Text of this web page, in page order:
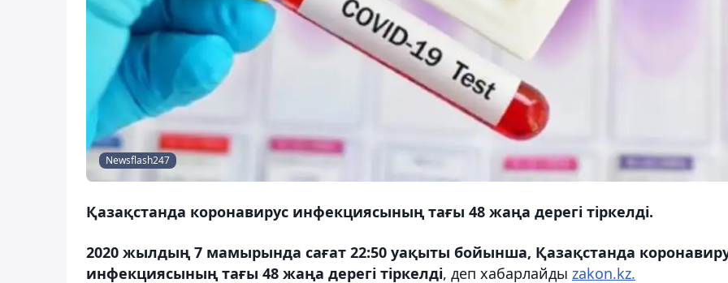
Newsflash247
Қазақстанда коронавирус инфекциясының тағы 48 жаңа дерегі тіркелді.
2020 жылдың 7 мамырында сағат 22:50 уақыты бойынша, Қазақстанда
инфекциясының тағы 48 жаңа дерегі тіркелді, деп хабарлайды zakon.kz.